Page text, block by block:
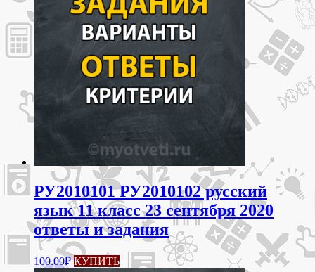
РУ2010101 РУ2010102 русский
язык 11 класс 23 сентября 2020
ответы и задания
100.00₽ КУПИТЬ